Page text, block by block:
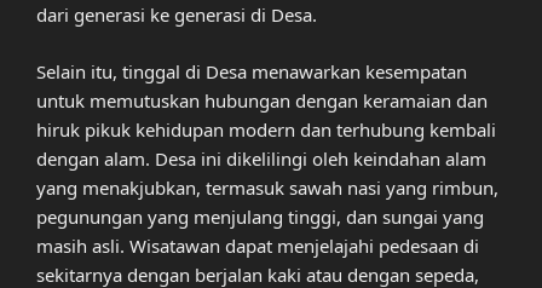
dari generasi ke generasi di Desa.
Selain itu, tinggal di Desa menawarkan kesempatan
untuk memutuskan hubungan dengan keramaian dan
hiruk pikuk kehidupan modern dan terhubung kembali
dengan alam. Desa ini dikelilingi oleh keindahan alam
yang menakjubkan, termasuk sawah nasi yang rimbun,
pegunungan yang menjulang tinggi, dan sungai yang
masih asli. Wisatawan dapat menjelajahi pedesaan di
sekitarnya dengan berjalan kaki atau dengan sepeda,